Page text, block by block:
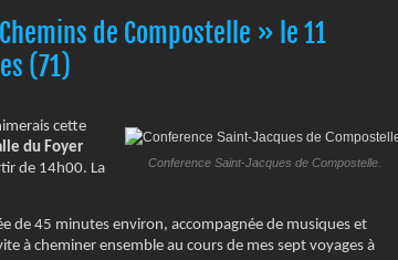
de Compostelle » le 11
(71)
Conference Saint-Jacques de Compostelle.
cette
du Foyer
de 14h00. La
de 45 minutes environ, accompagnée de musiques et
à cheminer ensemble au cours de mes sept voyages à